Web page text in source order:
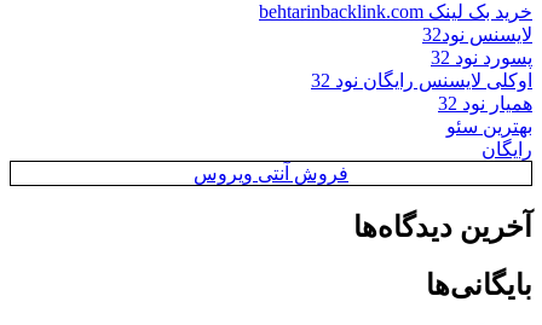
خرید بک لینک behtarinbacklink.com
لایسنس نود32
پسورد نود 32
اوکلی لایسنس رایگان نود 32
همیار نود 32
بهترین سئو
رایگان
فروش آنتی ویروس
آخرین دیدگاه‌ها
بایگانی‌ها